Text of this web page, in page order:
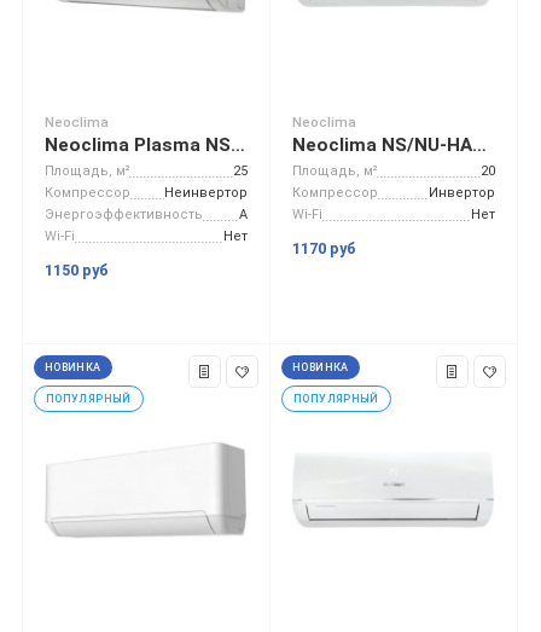
Neoclima
Neoclima Plasma NS/NU-HAL09F
Площадь, м²
25
Компрессор
Неинвертор
Энергоэффективность
A
Wi-Fi
Нет
1150 руб
Neoclima
Neoclima NS/NU-HAX07RWI
Площадь, м²
20
Компрессор
Инвертор
Wi-Fi
Нет
1170 руб
НОВИНКА
ПОПУЛЯРНЫЙ
НОВИНКА
ПОПУЛЯРНЫЙ